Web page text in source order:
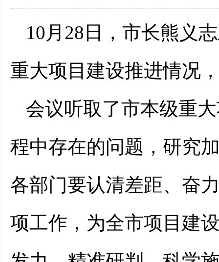
10月28日，市长熊义
重大项目建设推进情况
会议听取了市本级重
程中存在的问题，研究
各部门要认清差距、奋
项工作，为全市项目建